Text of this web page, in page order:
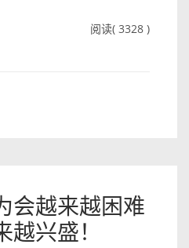
阅读( 3328 )
会越来越困难
兴盛！